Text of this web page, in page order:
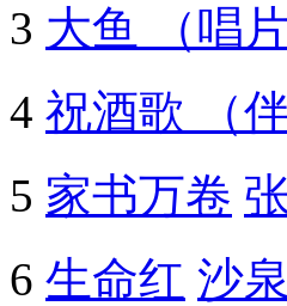
3 大鱼 （唱片
4 祝酒歌 （伴
5 家书万卷
6 生命红 沙泉